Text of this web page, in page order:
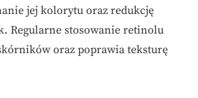
jej kolorytu oraz redukcję
Regularne stosowanie retinolu
oraz poprawia teksturę